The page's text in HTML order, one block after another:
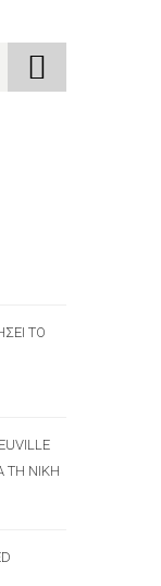
ΤΟ
ΤΗ ΝΊΚΗ